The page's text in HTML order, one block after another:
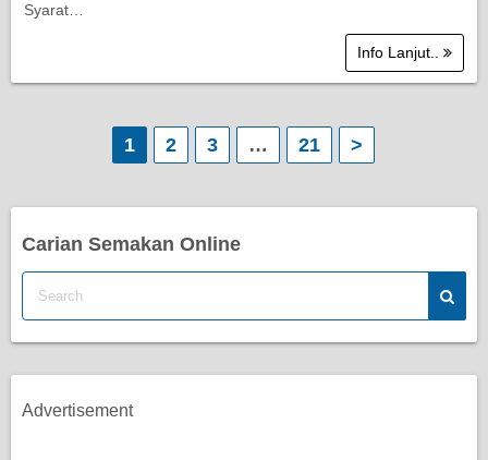
Syarat…
Info Lanjut..
s
1 2 3 … 21 >
Carian Semakan Online
Advertisement